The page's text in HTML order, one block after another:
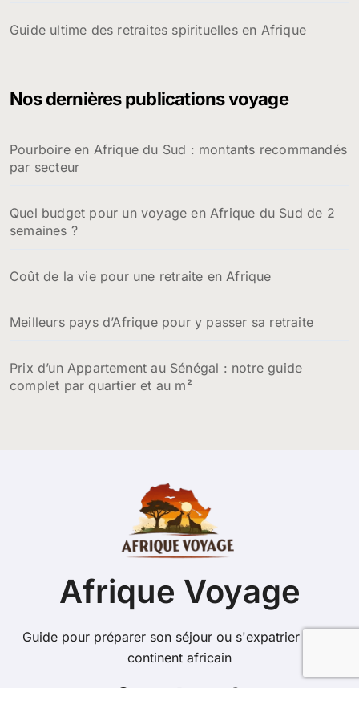
Guide ultime des retraites spirituelles en Afrique
Nos dernières publications voyage
Pourboire en Afrique du Sud : montants recommandés
par secteur
Quel budget pour un voyage en Afrique du Sud de 2
semaines ?
Coût de la vie pour une retraite en Afrique
Meilleurs pays d’Afrique pour y passer sa retraite
Prix d’un Appartement au Sénégal : notre guide
complet par quartier et au m²
Afrique Voyage
Guide pour préparer son séjour ou s'expatrier sur le
continent africain